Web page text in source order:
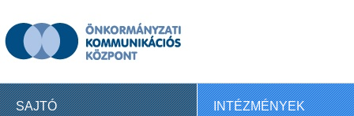
SAJTÓ INTÉZMÉNYEK